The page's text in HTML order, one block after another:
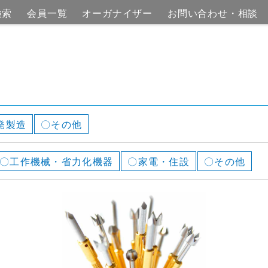
会員一
覧
オーガナイザ
ー
お問い合わせ・
相談
製造 〇その他
工作機械・省力化機器 〇家電・住設 〇その他